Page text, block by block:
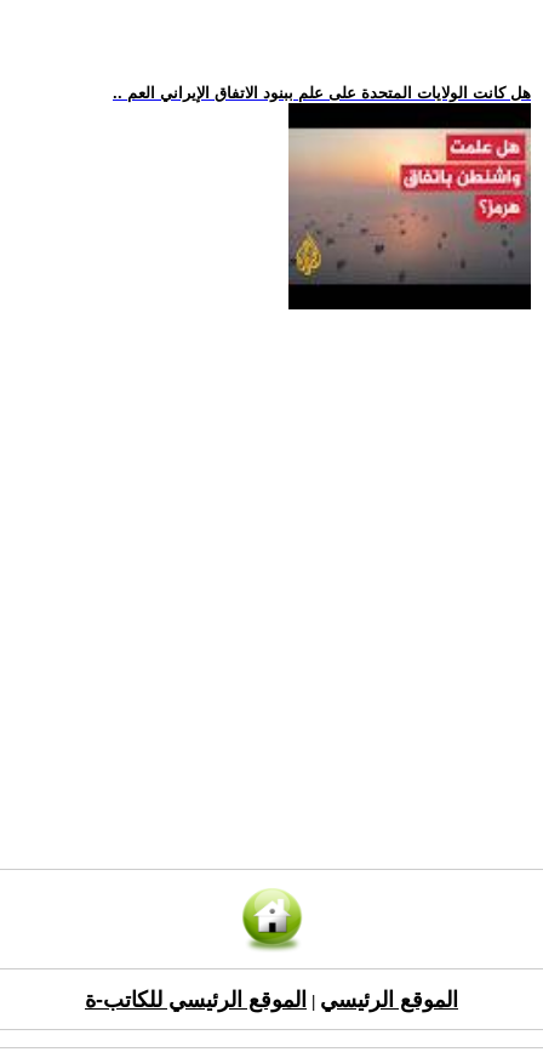
.. هل كانت الولايات المتحدة على علم ببنود الاتفاق الإيراني العم
الموقع الرئيسي الموقع الرئيسي للكاتب-ة